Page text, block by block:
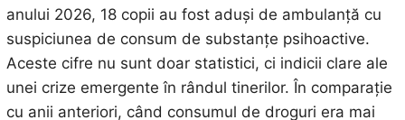
anului 2026, 18 copii au fost aduși de ambulanță cu
suspiciunea de consum de substanțe psihoactive.
Aceste cifre nu sunt doar statistici, ci indicii clare ale
unei crize emergente în rândul tinerilor. În comparație
cu anii anteriori, când consumul de droguri era mai